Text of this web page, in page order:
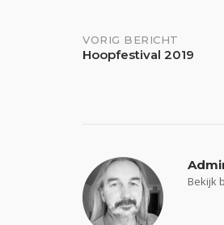
Bericht
VORIG BERICHT
Hoopfestival 2019
Bekijk